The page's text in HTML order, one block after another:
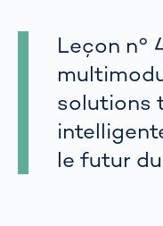
Leçon n°
solutions
le futur